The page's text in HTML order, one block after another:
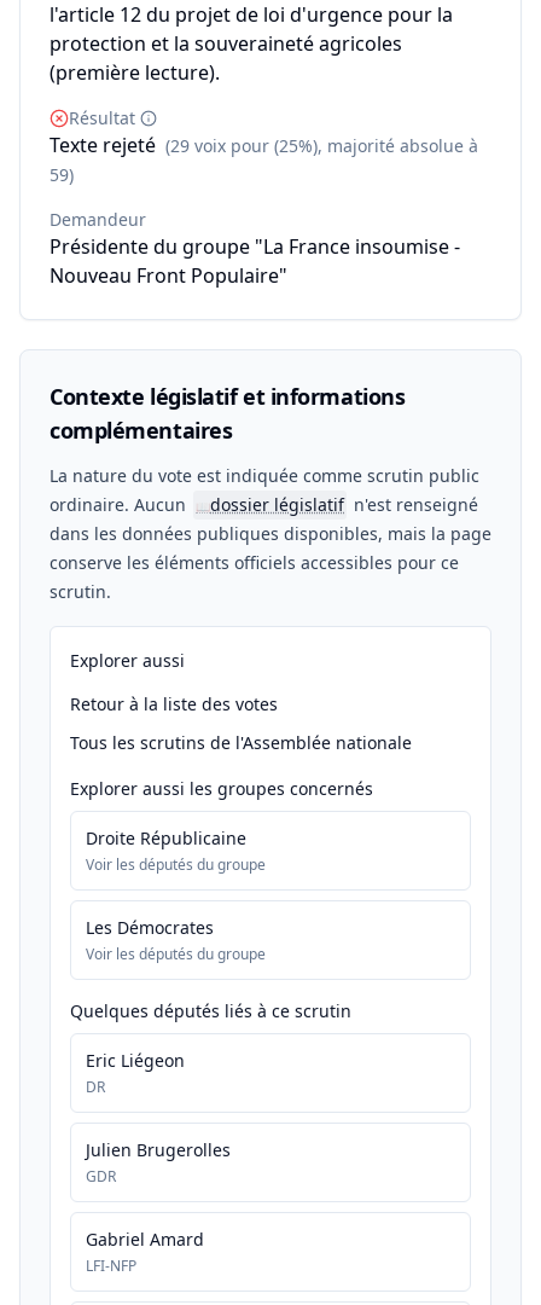
l'article 12 du projet de loi d'urgence pour la
protection et la souveraineté agricoles
(première lecture).
Résultat
Texte rejeté (29 voix pour (25%), majorité absolue à
59)
Demandeur
Présidente du groupe "La France insoumise -
Nouveau Front Populaire"
Contexte législatif et informations
complémentaires
La nature du vote est indiquée comme scrutin public
ordinaire. Aucun
📖dossier législatif n'est renseigné
dans les données publiques disponibles, mais la page
conserve les éléments officiels accessibles pour ce
scrutin.
Explorer aussi
Retour à la liste des votes
Tous les scrutins de l'Assemblée nationale
Explorer aussi les groupes concernés
Droite Républicaine
Voir les députés du groupe
Les Démocrates
Voir les députés du groupe
Quelques députés liés à ce scrutin
Eric Liégeon
DR
Julien Brugerolles
GDR
Gabriel Amard
LFI-NFP